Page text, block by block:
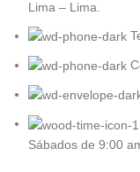
Lima – Lima.
Sábados de 9:00